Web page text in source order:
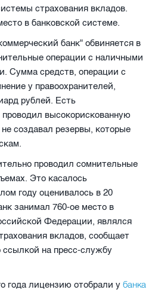
страхования вкладов.
в банковской системе.
банк" обвиняется в
операции с наличными
Сумма средств, операции с
у правоохранителей,
рублей. Есть
высокорискованную
создавал резервы, которые
проводил сомнительные
Это касалось
году оценивалось в 20
занимал 760-ое место в
Федерации, являлся
вкладов, сообщает
ссылкой на пресс-службу
года лицензию отобрали у банка